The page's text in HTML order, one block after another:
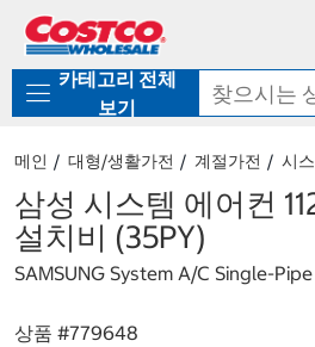
로
기
가
카테고리 전체
보기
메인 대형/생활가전 계절가전 시
삼성 시스템 에어컨
설치비 (35PY)
SAMSUNG System A/C Single-
상품 #779648